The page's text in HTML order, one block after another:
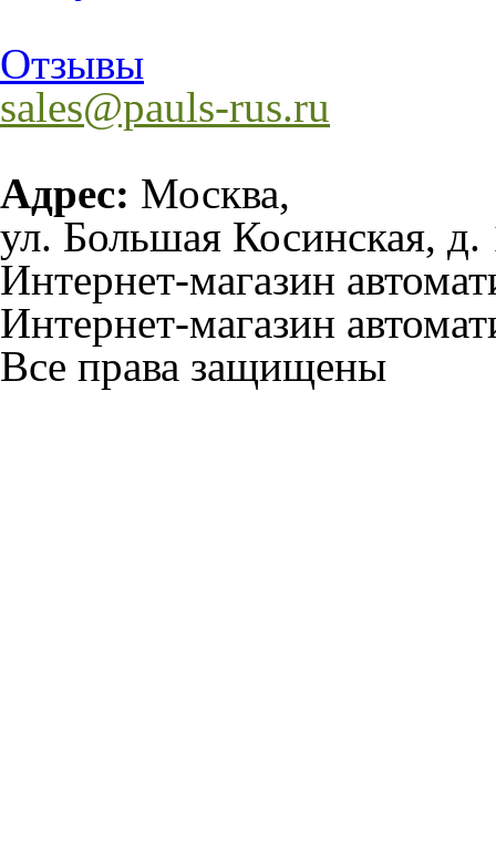
Отзывы
sales@pauls-rus.ru
Адрес: Москва,
ул. Большая Косинская, д.
Интернет-магазин
Интернет-магазин
Все права защищены